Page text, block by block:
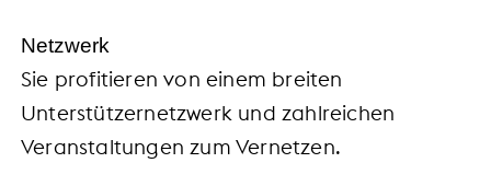
Netzwerk
Sie profitieren von einem breiten
Unterstützernetzwerk und zahlreichen
Veranstaltungen zum Vernetzen.